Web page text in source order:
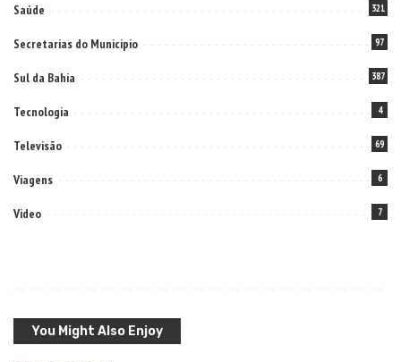
Saúde 321
Secretarias do Municipio 97
Sul da Bahia 387
Tecnologia 4
Televisão 69
Viagens 6
Video 7
You Might Also Enjoy